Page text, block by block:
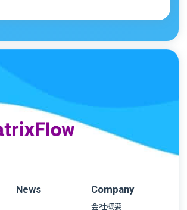
News
Company
会社概要